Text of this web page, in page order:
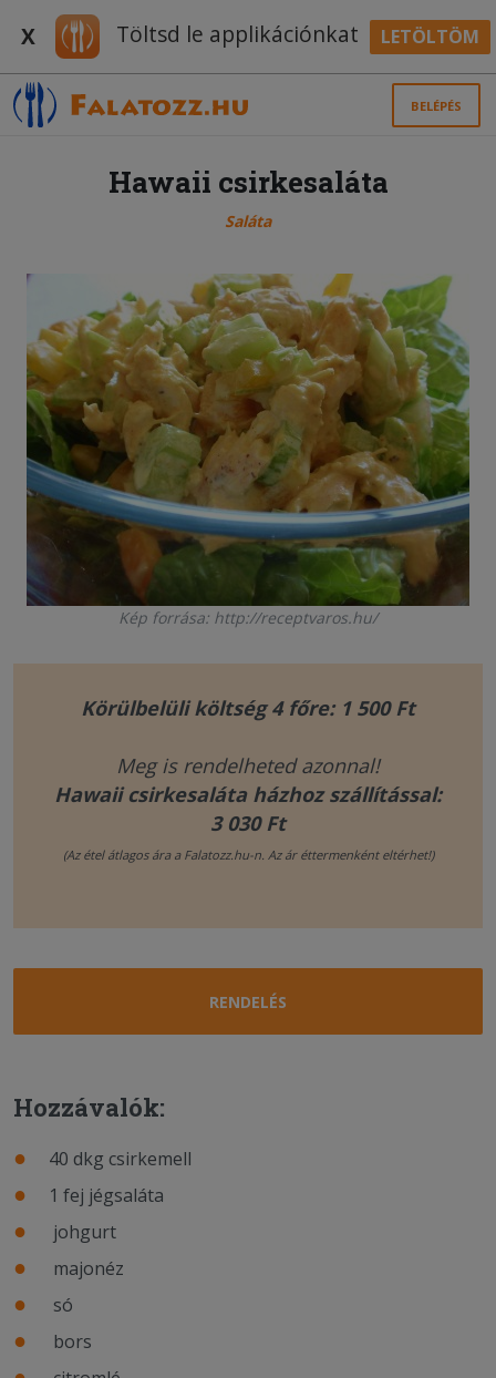
X Töltsd le applikációnkat LETÖLTÖM
BELÉPÉS
Hawaii csirkesaláta
Saláta
Kép forrása: http://receptvaros.hu/
Körülbelüli költség 4 főre: 1 500 Ft
Meg is rendelheted azonnal!
Hawaii csirkesaláta házhoz szállítással:
3 030 Ft
(Az étel átlagos ára a Falatozz.hu-n. Az ár éttermenként eltérhet!)
RENDELÉS
Hozzávalók:
40 dkg csirkemell
1 fej jégsaláta
johgurt
majonéz
só
bors